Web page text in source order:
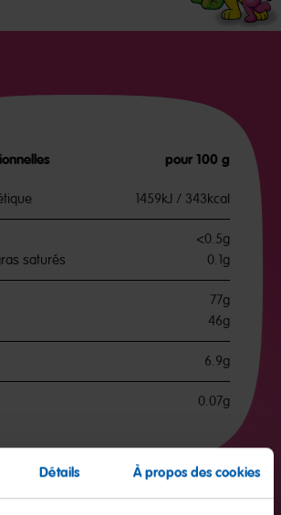
Détails À propos des cookies
pour 100 g
1459kJ / 343kcal
<0.5g
saturés
0.1g
77g
46g
6.9g
0.07g
AllerAller